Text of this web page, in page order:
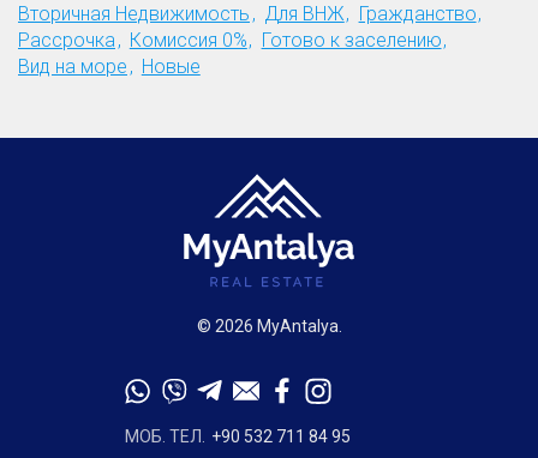
Вторичная Недвижимость
Для ВНЖ
Гражданство
Рассрочка
Комиссия 0%
Готово к заселению
Вид на море
Новые
© 2026 MyAntalya.
МОБ. ТЕЛ. +90 532 711 84 95